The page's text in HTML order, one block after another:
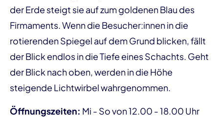
der Erde steigt sie auf zum goldenen Blau des
Firma­ments. Wenn die Besucher:innen in die
rotierenden Spiegel auf dem Grund blicken, fällt
der Blick endlos in die Tiefe eines Schachts. Geht
der Blick nach oben, werden in die Höhe
steigende Lichtwirbel wahrgenommen.
Öffnungszeiten: Mi - So von 12.00 - 18.00 Uhr